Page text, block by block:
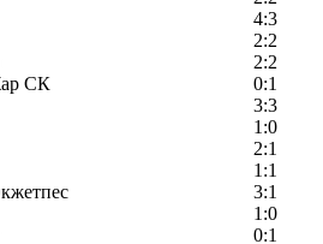
4:3
2:2
2:2
СК
0:1
3:3
1:0
2:1
1:1
3:1
1:0
0:1